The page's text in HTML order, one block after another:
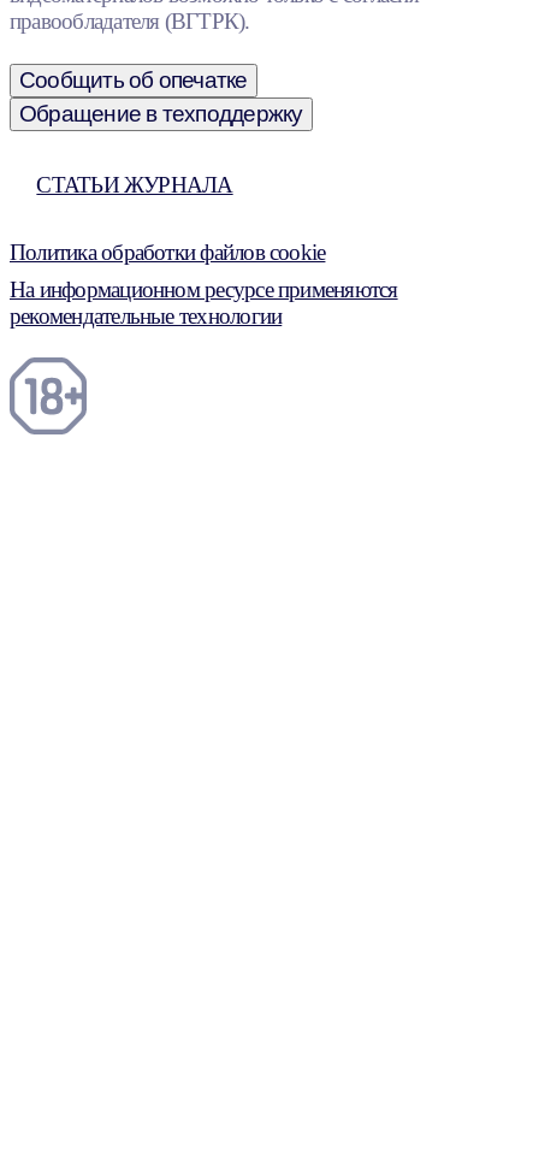
правообладателя (ВГТРК).
Сообщить об опечатке
Обращение в техподдержку
СТАТЬИ ЖУРНАЛА
Политика обработки файлов cookie
На информационном ресурсе применяются
рекомендательные технологии